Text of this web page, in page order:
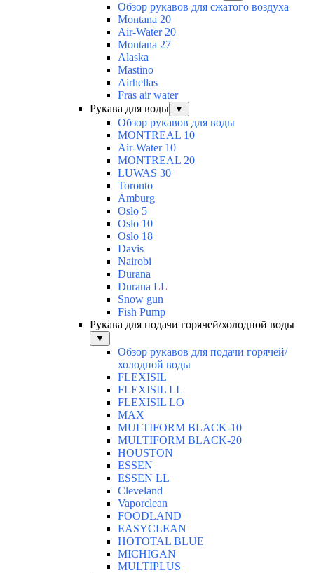
Обзор рукавов для сжатого воздуха
Montana 20
Air-Water 20
Montana 27
Alaska
Mastino
Airhellas
Fras air water
Рукава для воды
▼
Обзор рукавов для воды
MONTREAL 10
Air-Water 10
MONTREAL 20
LUWAS 30
Toronto
Amburg
Oslo 5
Oslo 10
Oslo 18
Davis
Nairobi
Durana
Durana LL
Snow gun
Fish Pump
Рукава для подачи горячей/холодной воды
▼
Обзор рукавов для подачи горячей/
холодной воды
FLEXISIL
FLEXISIL LL
FLEXISIL LO
MAX
MULTIFORM BLACK-10
MULTIFORM BLACK-20
HOUSTON
ESSEN
ESSEN LL
Cleveland
Vaporclean
FOODLAND
EASYCLEAN
HOTOTAL BLUE
MICHIGAN
MULTIPLUS